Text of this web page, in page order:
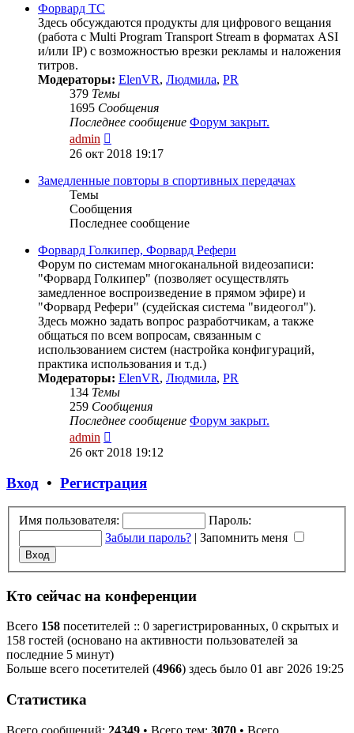
Форвард ТС
Здесь обсуждаются продукты для цифрового вещания
(работа с Multi Program Transport Stream в форматах ASI
и/или IP) с возможностью врезки рекламы и наложения
титров.
Модераторы: ElenVR, Людмила, PR
379 Темы
1695 Сообщения
Последнее сообщение Форум закрыт.
admin
к
сообщению
26 окт 2018 19:17
Замедленные повторы в спортивных передачах
Темы
Сообщения
Последнее сообщение
Форвард Голкипер, Форвард Рефери
Форум по системам многоканальной видеозаписи:
"Форвард Голкипер" (позволяет осуществлять
замедленное воспроизведение в прямом эфире) и
"Форвард Рефери" (судейская система "видеогол").
Здесь можно задать вопрос разработчикам, а также
общаться по всем вопросам, связанным с
использованием систем (настройка конфигураций,
практика использования и т.д.)
Модераторы: ElenVR, Людмила, PR
134 Темы
259 Сообщения
Последнее сообщение Форум закрыт.
admin
к
26 окт 2018 19:12
Вход • Регистрация
Имя пользователя:
Пароль:
Забыли пароль? | Запомнить меня
Кто сейчас на конференции
Всего 158 посетителей :: 0 зарегистрированных, 0 скрытых и
158 гостей (основано на активности пользователей за
последние 5 минут)
Больше всего посетителей (4966) здесь было 01 авг 2026 19:25
Статистика
Всего сообщений: 24349 • Всего тем: 3070 • Всего